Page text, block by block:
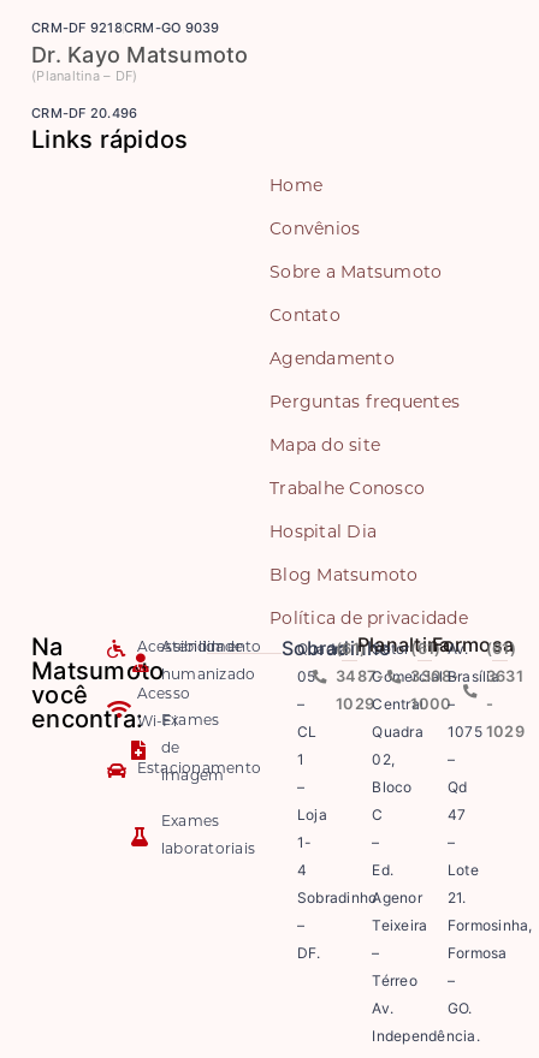
CRM-DF 9218CRM-GO 9039
Dr. Kayo Matsumoto
(Planaltina – DF)
CRM-DF 20.496
Links rápidos
Home
Convênios
Sobre a Matsumoto
Contato
Agendamento
Perguntas frequentes
Mapa do site
Trabalhe Conosco
Hospital Dia
Blog Matsumoto
Política de privacidade
Na
Matsumoto
você
encontra:
Acessibilidade
Acesso
Wi-Fi
Estacionamento
Atendimento
humanizado
Exames
de
imagem
Exames
laboratoriais
Sobradinho
Quadra
05
–
CL
1
–
Loja
1-
4
Sobradinho
–
DF.
(61)
3487-
1029
Planaltina
Setor
Comercial
Central
Quadra
02,
Bloco
C
–
Ed.
Agenor
Teixeira
–
Térreo
Av.
Independência.
(61)
3308-
1000
Formosa
Av.
Brasília
–
1075
–
Qd
47
–
Lote
21.
Formosinha,
Formosa
–
GO.
(61)
3631
-
1029